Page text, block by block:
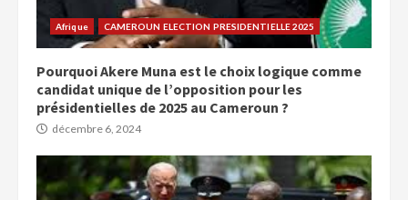
Afrique CAMEROUN ELECTION PRESIDENTIELLE 2025
Pourquoi Akere Muna est le choix logique comme
candidat unique de l’opposition pour les
présidentielles de 2025 au Cameroun ?
décembre 6, 2024